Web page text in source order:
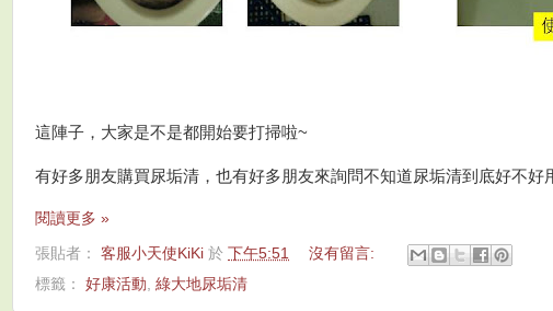
這陣子，大家是不是都開始要打掃啦~
有好多朋友購買尿垢清，也有好多朋友來詢問不知道尿垢清到底好不好
閱讀更多 »
張貼者： 客服小天使KiKi 於 下午5:51
沒有留言:
標籤： 好康活動 綠大地尿垢清